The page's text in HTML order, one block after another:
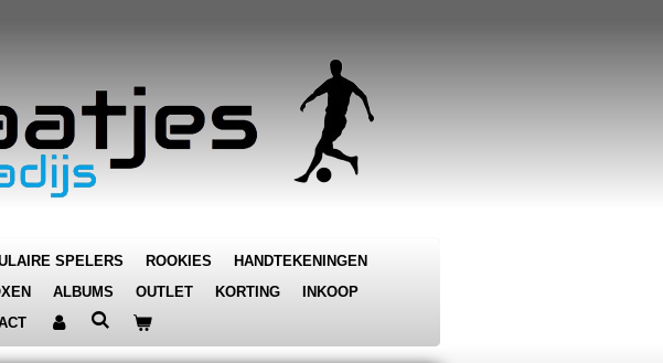
SPELERS ROOKIES
HANDTEKENINGEN
ALBUMS OUTLET KORTING
INKOOP